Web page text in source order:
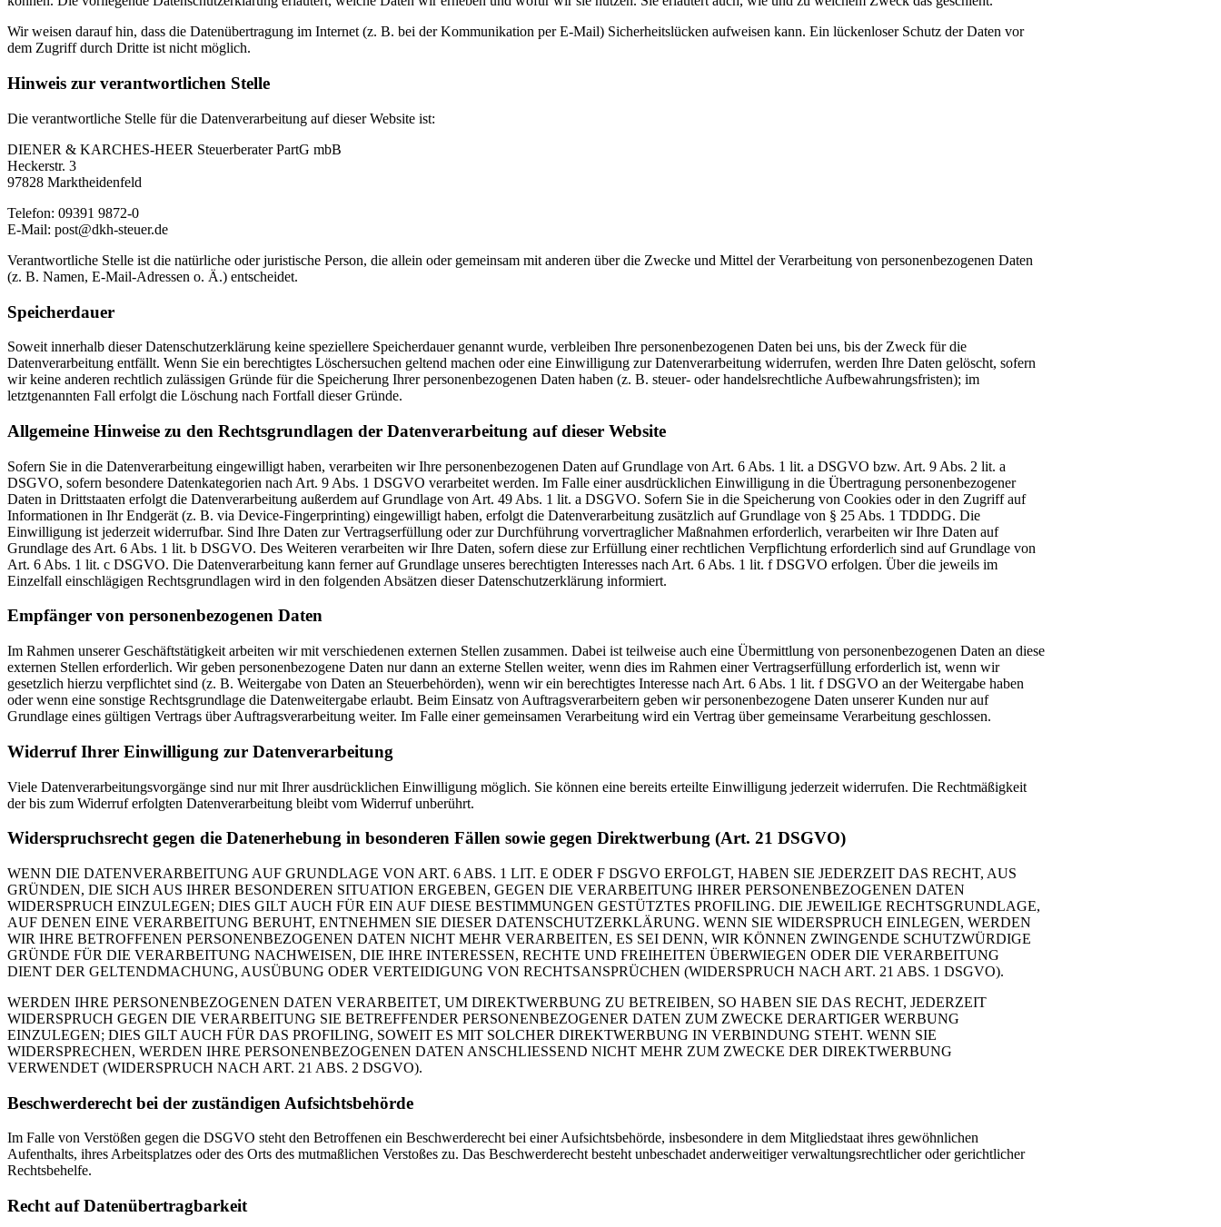
Wir weisen darauf hin, dass die Datenübertragung im Internet (z. B. bei der Kommunikation per E-Mail) Sicherheitslücken aufweisen kann. Ein lückenloser Schutz der Daten vor
dem Zugriff durch Dritte ist nicht möglich.
Hinweis zur verantwortlichen Stelle
Die verantwortliche Stelle für die Datenverarbeitung auf dieser Website ist:
DIENER & KARCHES-HEER Steuerberater PartG mbB
Heckerstr. 3
97828 Marktheidenfeld
Telefon: 09391 9872-0
E-Mail: post@dkh-steuer.de
Verantwortliche Stelle ist die natürliche oder juristische Person, die allein oder gemeinsam mit anderen über die Zwecke und Mittel der Verarbeitung von personenbezogenen Daten
(z. B. Namen, E-Mail-Adressen o. Ä.) entscheidet.
Speicherdauer
Soweit innerhalb dieser Datenschutzerklärung keine speziellere Speicherdauer genannt wurde, verbleiben Ihre personenbezogenen Daten bei uns, bis der Zweck für die
Datenverarbeitung entfällt. Wenn Sie ein berechtigtes Löschersuchen geltend machen oder eine Einwilligung zur Datenverarbeitung widerrufen, werden Ihre Daten gelöscht, sofern
wir keine anderen rechtlich zulässigen Gründe für die Speicherung Ihrer personenbezogenen Daten haben (z. B. steuer- oder handelsrechtliche Aufbewahrungsfristen); im
letztgenannten Fall erfolgt die Löschung nach Fortfall dieser Gründe.
Allgemeine Hinweise zu den Rechtsgrundlagen der Datenverarbeitung auf dieser Website
Sofern Sie in die Datenverarbeitung eingewilligt haben, verarbeiten wir Ihre personenbezogenen Daten auf Grundlage von Art. 6 Abs. 1 lit. a DSGVO bzw. Art. 9 Abs. 2 lit. a
DSGVO, sofern besondere Datenkategorien nach Art. 9 Abs. 1 DSGVO verarbeitet werden. Im Falle einer ausdrücklichen Einwilligung in die Übertragung personenbezogener
Daten in Drittstaaten erfolgt die Datenverarbeitung außerdem auf Grundlage von Art. 49 Abs. 1 lit. a DSGVO. Sofern Sie in die Speicherung von Cookies oder in den Zugriff auf
Informationen in Ihr Endgerät (z. B. via Device-Fingerprinting) eingewilligt haben, erfolgt die Datenverarbeitung zusätzlich auf Grundlage von § 25 Abs. 1 TDDDG. Die
Einwilligung ist jederzeit widerrufbar. Sind Ihre Daten zur Vertragserfüllung oder zur Durchführung vorvertraglicher Maßnahmen erforderlich, verarbeiten wir Ihre Daten auf
Grundlage des Art. 6 Abs. 1 lit. b DSGVO. Des Weiteren verarbeiten wir Ihre Daten, sofern diese zur Erfüllung einer rechtlichen Verpflichtung erforderlich sind auf Grundlage von
Art. 6 Abs. 1 lit. c DSGVO. Die Datenverarbeitung kann ferner auf Grundlage unseres berechtigten Interesses nach Art. 6 Abs. 1 lit. f DSGVO erfolgen. Über die jeweils im
Einzelfall einschlägigen Rechtsgrundlagen wird in den folgenden Absätzen dieser Datenschutzerklärung informiert.
Empfänger von personenbezogenen Daten
Im Rahmen unserer Geschäftstätigkeit arbeiten wir mit verschiedenen externen Stellen zusammen. Dabei ist teilweise auch eine Übermittlung von personenbezogenen Daten an diese
externen Stellen erforderlich. Wir geben personenbezogene Daten nur dann an externe Stellen weiter, wenn dies im Rahmen einer Vertragserfüllung erforderlich ist, wenn wir
gesetzlich hierzu verpflichtet sind (z. B. Weitergabe von Daten an Steuerbehörden), wenn wir ein berechtigtes Interesse nach Art. 6 Abs. 1 lit. f DSGVO an der Weitergabe haben
oder wenn eine sonstige Rechtsgrundlage die Datenweitergabe erlaubt. Beim Einsatz von Auftragsverarbeitern geben wir personenbezogene Daten unserer Kunden nur auf
Grundlage eines gültigen Vertrags über Auftragsverarbeitung weiter. Im Falle einer gemeinsamen Verarbeitung wird ein Vertrag über gemeinsame Verarbeitung geschlossen.
Widerruf Ihrer Einwilligung zur Datenverarbeitung
Viele Datenverarbeitungsvorgänge sind nur mit Ihrer ausdrücklichen Einwilligung möglich. Sie können eine bereits erteilte Einwilligung jederzeit widerrufen. Die Rechtmäßigkeit
der bis zum Widerruf erfolgten Datenverarbeitung bleibt vom Widerruf unberührt.
Widerspruchsrecht gegen die Datenerhebung in besonderen Fällen sowie gegen Direktwerbung (Art. 21 DSGVO)
WENN DIE DATENVERARBEITUNG AUF GRUNDLAGE VON ART. 6 ABS. 1 LIT. E ODER F DSGVO ERFOLGT, HABEN SIE JEDERZEIT DAS RECHT, AUS
GRÜNDEN, DIE SICH AUS IHRER BESONDEREN SITUATION ERGEBEN, GEGEN DIE VERARBEITUNG IHRER PERSONENBEZOGENEN DATEN
WIDERSPRUCH EINZULEGEN; DIES GILT AUCH FÜR EIN AUF DIESE BESTIMMUNGEN GESTÜTZTES PROFILING. DIE JEWEILIGE RECHTSGRUNDLAGE,
AUF DENEN EINE VERARBEITUNG BERUHT, ENTNEHMEN SIE DIESER DATENSCHUTZERKLÄRUNG. WENN SIE WIDERSPRUCH EINLEGEN, WERDEN
WIR IHRE BETROFFENEN PERSONENBEZOGENEN DATEN NICHT MEHR VERARBEITEN, ES SEI DENN, WIR KÖNNEN ZWINGENDE SCHUTZWÜRDIGE
GRÜNDE FÜR DIE VERARBEITUNG NACHWEISEN, DIE IHRE INTERESSEN, RECHTE UND FREIHEITEN ÜBERWIEGEN ODER DIE VERARBEITUNG
DIENT DER GELTENDMACHUNG, AUSÜBUNG ODER VERTEIDIGUNG VON RECHTSANSPRÜCHEN (WIDERSPRUCH NACH ART. 21 ABS. 1 DSGVO).
WERDEN IHRE PERSONENBEZOGENEN DATEN VERARBEITET, UM DIREKTWERBUNG ZU BETREIBEN, SO HABEN SIE DAS RECHT, JEDERZEIT
WIDERSPRUCH GEGEN DIE VERARBEITUNG SIE BETREFFENDER PERSONENBEZOGENER DATEN ZUM ZWECKE DERARTIGER WERBUNG
EINZULEGEN; DIES GILT AUCH FÜR DAS PROFILING, SOWEIT ES MIT SOLCHER DIREKTWERBUNG IN VERBINDUNG STEHT. WENN SIE
WIDERSPRECHEN, WERDEN IHRE PERSONENBEZOGENEN DATEN ANSCHLIESSEND NICHT MEHR ZUM ZWECKE DER DIREKTWERBUNG
VERWENDET (WIDERSPRUCH NACH ART. 21 ABS. 2 DSGVO).
Beschwerde­recht bei der zuständigen Aufsichts­behörde
Im Falle von Verstößen gegen die DSGVO steht den Betroffenen ein Beschwerderecht bei einer Aufsichtsbehörde, insbesondere in dem Mitgliedstaat ihres gewöhnlichen
Aufenthalts, ihres Arbeitsplatzes oder des Orts des mutmaßlichen Verstoßes zu. Das Beschwerderecht besteht unbeschadet anderweitiger verwaltungsrechtlicher oder gerichtlicher
Rechtsbehelfe.
Recht auf Daten­übertrag­barkeit